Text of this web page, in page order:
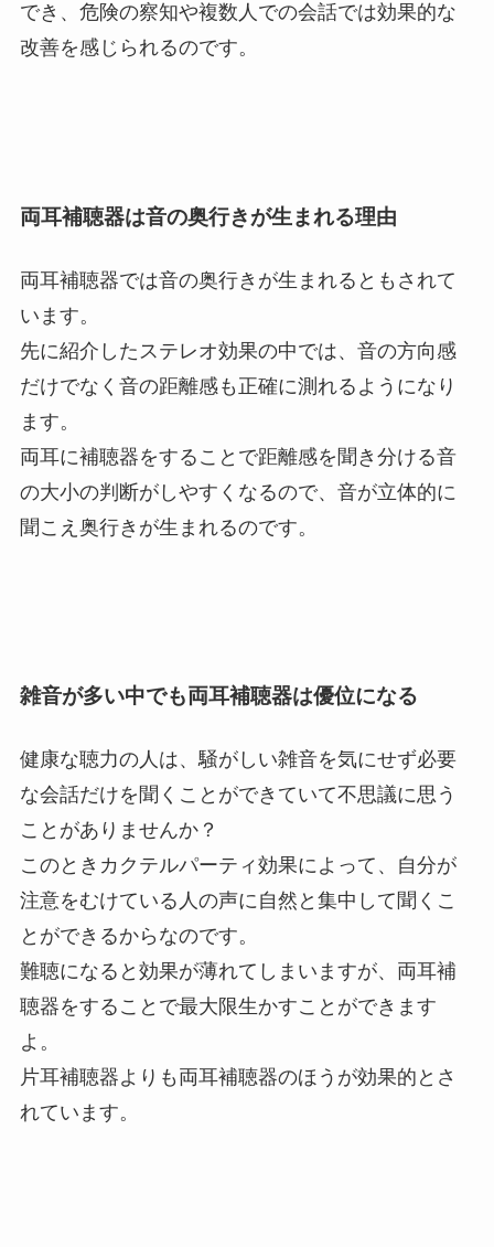
でき、危険の察知や複数人での会話では効果的な
改善を感じられるのです。
両耳補聴器は音の奥行きが生まれる理由
両耳補聴器では音の奥行きが生まれるともされて
います。
先に紹介したステレオ効果の中では、音の方向感
だけでなく音の距離感も正確に測れるようになり
ます。
両耳に補聴器をすることで距離感を聞き分ける音
の大小の判断がしやすくなるので、音が立体的に
聞こえ奥行きが生まれるのです。
雑音が多い中でも両耳補聴器は優位になる
健康な聴力の人は、騒がしい雑音を気にせず必要
な会話だけを聞くことができていて不思議に思う
ことがありませんか？
このときカクテルパーティ効果によって、自分が
注意をむけている人の声に自然と集中して聞くこ
とができるからなのです。
難聴になると効果が薄れてしまいますが、両耳補
聴器をすることで最大限生かすことができます
よ。
片耳補聴器よりも両耳補聴器のほうが効果的とさ
れています。